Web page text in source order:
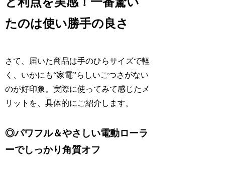
たのは使い勝手の良さ
さて、届いた商品は手のひらサイズで軽
く、いかにも“家電”らしいごつさがない
のが好印象。実際に使ってみて感じたメ
リットを、具体的にご紹介します。
◎パワフル＆やさしい電動ローラ
ーでしっかり角質オフ